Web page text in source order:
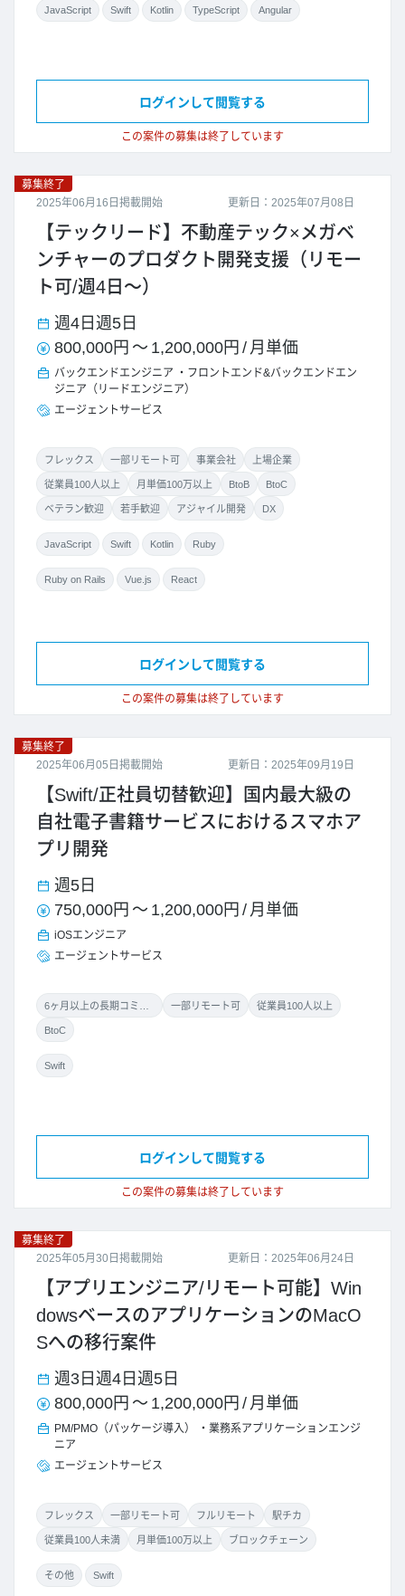
JavaScript Swift Kotlin TypeScript Angular
この案件の募集は終了しています
ログインして閲覧する
更新日：2025年07月08日
募集終了
2025年06月16日掲載開始
【テックリード】不動産テック×メガベ
ンチャーのプロダクト開発支援（リモー
ト可/週4日～）
週4日 週5日
800,000円 ～ 1,200,000円 / 月単価
バックエンドエンジニア
フロントエンド&バックエンドエン
ジニア（リードエンジニア）
エージェントサービス
フレックス 一部リモート可 事業会社 上場企業
従業員100人以上 月単価100万以上 BtoB BtoC
ベテラン歓迎 若手歓迎 アジャイル開発 DX
JavaScript Swift Kotlin Ruby
Ruby on Rails Vue.js React
この案件の募集は終了しています
ログインして閲覧する
更新日：2025年09月19日
募集終了
2025年06月05日掲載開始
【Swift/正社員切替歓迎】国内最大級の
自社電子書籍サービスにおけるスマホア
プリ開発
週5日
750,000円 ～ 1,200,000円 / 月単価
iOSエンジニア
エージェントサービス
一部リモート可 従業員100人以上
BtoC
Swift
この案件の募集は終了しています
ログインして閲覧する
更新日：2025年06月24日
募集終了
2025年05月30日掲載開始
【アプリエンジニア/リモート可能】Win
dowsベースのアプリケーションのMacO
Sへの移行案件
週3日 週4日 週5日
800,000円 ～ 1,200,000円 / 月単価
PM/PMO（パッケージ導入）
業務系アプリケーションエンジ
ニア
エージェントサービス
フレックス 一部リモート可 フルリモート 駅チカ
従業員100人未満 月単価100万以上 ブロックチェーン
その他 Swift